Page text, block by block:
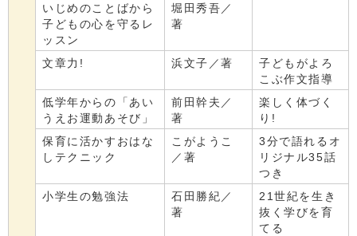
いじめのことばから
子どもの心を守るレ
ッスン
堀田秀吾／
著
文章力! 浜文子／著
子どもがよろ
こぶ作文指導
低学年からの「あい
うえお運動あそび」
前田幹夫／
著
楽しく体づく
り!
保育に活かすおはな
しテクニック
こがようこ
／著
3分で語れるオ
リジナル35話
つき
小学生の勉強法
石田勝紀／
著
21世紀を生き
抜く学びを育
てる